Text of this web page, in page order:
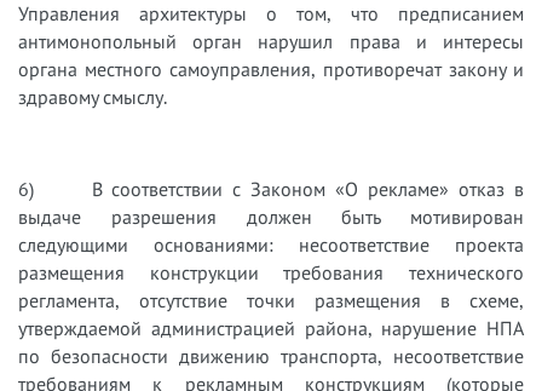
Управления архитектуры о том, что предписанием
антимонопольный орган нарушил права и интересы
органа местного самоуправления, противоречат закону и
здравому смыслу.
6) В соответствии с Законом «О рекламе» отказ в
выдаче разрешения должен быть мотивирован
следующими основаниями: несоответствие проекта
размещения конструкции требования технического
регламента, отсутствие точки размещения в схеме,
утверждаемой администрацией района, нарушение НПА
по безопасности движению транспорта, несоответствие
требованиям к рекламным конструкциям (которые